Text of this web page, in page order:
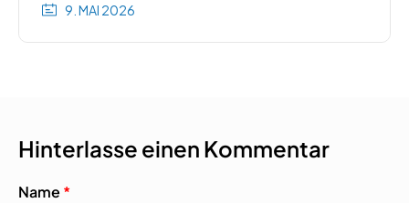
9. MAI 2026
Hinterlasse einen Kommentar
Name *